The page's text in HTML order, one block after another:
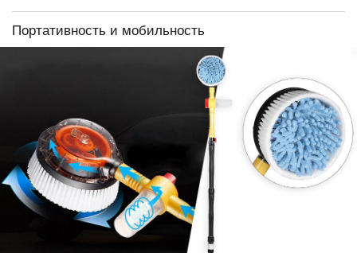
Портативность и мобильность